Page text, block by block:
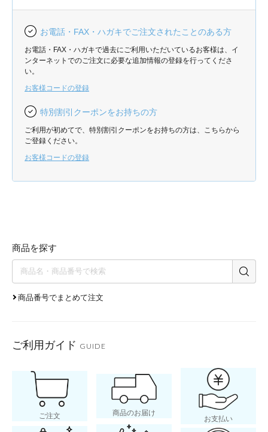
お電話・FAX・ハガキでご注文されたことのある方
お電話・FAX・ハガキで過去にご利用いただいているお客様は、イ
ンターネットでのご注文に必要な追加情報の登録を行ってくださ
い。
お客様コードの登録
特別割引クーポンをお持ちの方
ご利用が初めてで、特別割引クーポンをお持ちの方は、こちらから
ご登録ください。
お客様コードの登録
商品を探す
商品番号でまとめて注文
ご利用ガイド GUIDE
ご注文 商品のお届け
お支払い